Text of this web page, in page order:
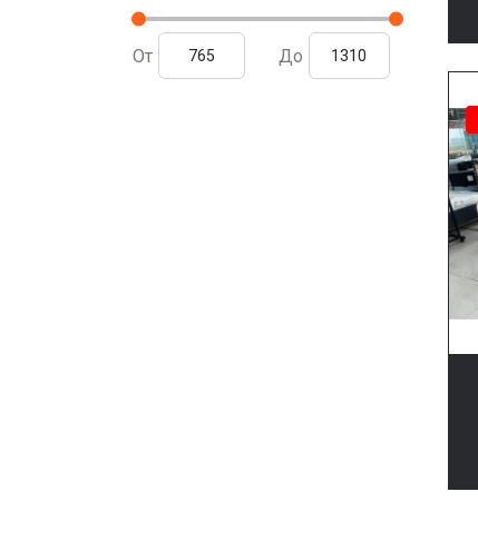
От До